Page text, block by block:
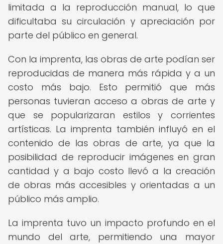
limitada a la reproducción manual, lo que
dificultaba su circulación y apreciación por
parte del público en general.
Con la imprenta, las obras de arte podían ser
reproducidas de manera más rápida y a un
costo más bajo. Esto permitió que más
personas tuvieran acceso a obras de arte y
que se popularizaran estilos y corrientes
artísticas. La imprenta también influyó en el
contenido de las obras de arte, ya que la
posibilidad de reproducir imágenes en gran
cantidad y a bajo costo llevó a la creación
de obras más accesibles y orientadas a un
público más amplio.
La imprenta tuvo un impacto profundo en el
mundo del arte, permitiendo una mayor